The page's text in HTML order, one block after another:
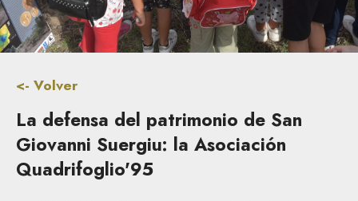
<- Volver
La defensa del patrimonio de San
Giovanni Suergiu: la Asociación
Quadrifoglio'95